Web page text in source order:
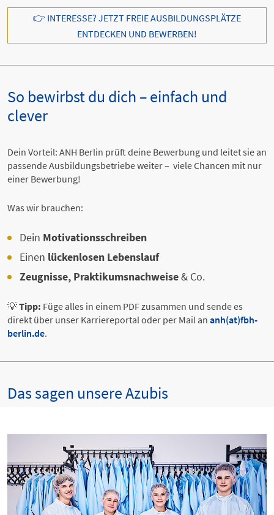
👉 INTERESSE? JETZT FREIE AUSBILDUNGSPLÄTZE
ENTDECKEN UND BEWERBEN!
So bewirbst du dich – einfach und
clever
Dein Vorteil: ANH Berlin prüft deine Bewerbung und leitet sie an
passende Ausbildungsbetriebe weiter – viele Chancen mit nur
einer Bewerbung!
Was wir brauchen:
Dein Motivationsschreiben
Einen lückenlosen Lebenslauf
Zeugnisse, Praktikumsnachweise& Co.
💡Tipp: Füge alles in einem PDF zusammen und sende es
direkt über unser Karriereportal oder per Mail an anh(at)fbh-
berlin.de.
Das sagen unsere Azubis